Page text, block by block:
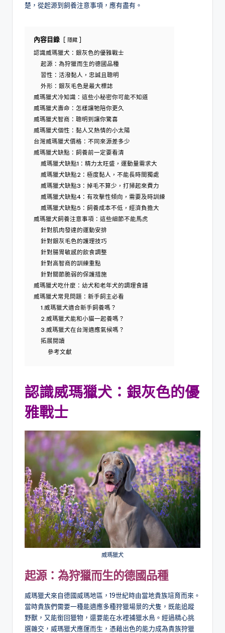
楚，從起源到飼養注意事項，應有盡有。
內容目錄 隱藏
認識威瑪獵犬：銀灰色的優雅戰士
起源：為狩獵而生的德國品種
習性：活潑黏人，忠誠且聰明
外形：銀灰毛色是最大標誌
威瑪獵犬冷知識：這些小秘密你可能不知道
威瑪獵犬壽命：怎樣讓牠陪你更久
威瑪獵犬智商：聰明到讓你驚喜
威瑪獵犬個性：黏人又熱情的小太陽
台灣威瑪獵犬價格：不同來源差多少
威瑪獵犬缺點：飼養前一定要看清
威瑪獵犬缺點1：精力太旺盛，運動量需求大
威瑪獵犬缺點2：極度黏人，不能長時間獨處
威瑪獵犬缺點3：掉毛不算少，打掃起來費力
威瑪獵犬缺點4：有攻擊性傾向，需要及時訓練
威瑪獵犬缺點5：飼養成本不低，經濟負擔大
威瑪獵犬飼養注意事項：這些細節不能馬虎
針對肌肉發達的運動安排
針對銀灰毛色的護理技巧
針對腸胃敏感的飲食調整
針對高智商的訓練重點
針對關節脆弱的保護措施
威瑪獵犬吃什麼：幼犬和老年犬的調理食譜
威瑪獵犬常見問題：新手飼主必看
1.威瑪獵犬適合新手飼養嗎？
2.威瑪獵犬能和小貓一起養嗎？
3.威瑪獵犬在台灣適應氣候嗎？
拓展閱讀
參考文獻
認識威瑪獵犬：銀灰色的優
雅戰士
威瑪獵犬
起源：為狩獵而生的德國品種
威瑪獵犬來自德國威瑪地區，19世紀時由當地貴族培育而來。
當時貴族們需要一種能適應多種狩獵場景的犬隻，既能追蹤
野獸，又能銜回獵物，還要能在水裡捕獵水鳥。經過精心挑
選雜交，威瑪獵犬應運而生，憑藉出色的能力成為貴族狩獵